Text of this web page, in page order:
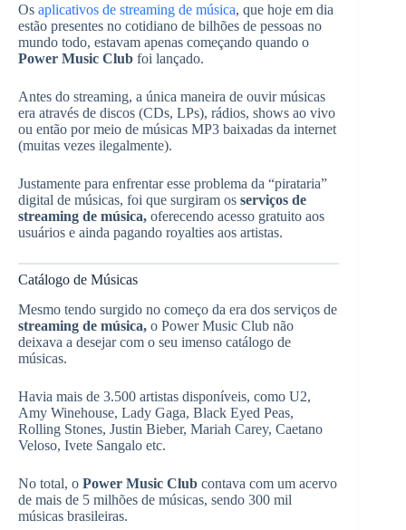
Os aplicativos de streaming de música, que hoje em dia
estão presentes no cotidiano de bilhões de pessoas no
mundo todo, estavam apenas começando quando o
Power Music Club foi lançado.
Antes do streaming, a única maneira de ouvir músicas
era através de discos (CDs, LPs), rádios, shows ao vivo
ou então por meio de músicas MP3 baixadas da internet
(muitas vezes ilegalmente).
Justamente para enfrentar esse problema da “pirataria”
digital de músicas, foi que surgiram os serviços de
streaming de música, oferecendo acesso gratuito aos
usuários e ainda pagando royalties aos artistas.
Catálogo de Músicas
Mesmo tendo surgido no começo da era dos serviços de
streaming de música, o Power Music Club não
deixava a desejar com o seu imenso catálogo de
músicas.
Havia mais de 3.500 artistas disponíveis, como U2,
Amy Winehouse, Lady Gaga, Black Eyed Peas,
Rolling Stones, Justin Bieber, Mariah Carey, Caetano
Veloso, Ivete Sangalo etc.
No total, o Power Music Club contava com um acervo
de mais de 5 milhões de músicas, sendo 300 mil
músicas brasileiras.